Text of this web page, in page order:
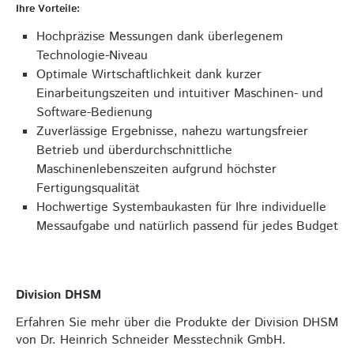
Ihre Vorteile:
Hochpräzise Messungen dank überlegenem
Technologie-Niveau
Optimale Wirtschaftlichkeit dank kurzer
Einarbeitungszeiten und intuitiver Maschinen- und
Software-Bedienung
Zuverlässige Ergebnisse, nahezu wartungsfreier
Betrieb und überdurchschnittliche
Maschinenlebenszeiten aufgrund höchster
Fertigungsqualität
Hochwertige Systembaukasten für Ihre individuelle
Messaufgabe und natürlich passend für jedes Budget
Division DHSM
Erfahren Sie mehr über die Produkte der Division DHSM
von Dr. Heinrich Schneider Messtechnik GmbH.